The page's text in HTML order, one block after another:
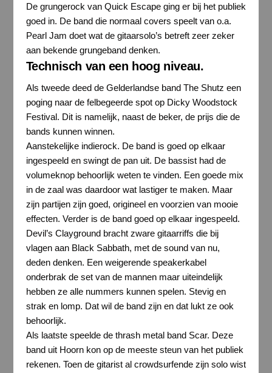
De grungerock van Quick Escape ging er bij het publiek
goed in. De band die normaal covers speelt van o.a.
Pearl Jam doet wat de gitaarsolo’s betreft zeer zeker
aan bekende grungeband denken.
Technisch van een hoog niveau.
Als tweede deed de Gelderlandse band The Shutz een
poging naar de felbegeerde spot op Dicky Woodstock
Festival. Dit is namelijk, naast de beker, de prijs die de
bands kunnen winnen.
Aanstekelijke indierock. De band is goed op elkaar
ingespeeld en swingt de pan uit. De bassist had de
volumeknop behoorlijk weten te vinden. Een goede mix
in de zaal was daardoor wat lastiger te maken. Maar
zijn partijen zijn goed, origineel en voorzien van mooie
effecten. Verder is de band goed op elkaar ingespeeld.
Devil’s Clayground bracht zware gitaarriffs die bij
vlagen aan Black Sabbath, met de sound van nu,
deden denken. Een weigerende speakerkabel
onderbrak de set van de mannen maar uiteindelijk
hebben ze alle nummers kunnen spelen. Stevig en
strak en lomp. Dat wil de band zijn en dat lukt ze ook
behoorlijk.
Als laatste speelde de thrash metal band Scar. Deze
band uit Hoorn kon op de meeste steun van het publiek
rekenen. Toen de gitarist al crowdsurfende zijn solo wist